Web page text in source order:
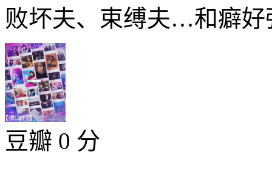
败坏夫、束缚夫…和癖
豆瓣 0 分